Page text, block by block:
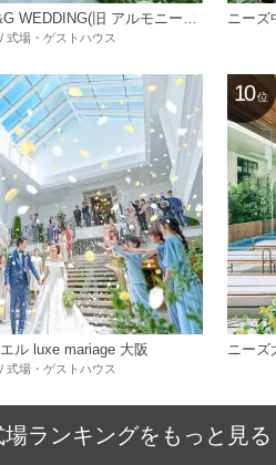
式場・ゲストハウス
ル luxe mariage 大阪
式場・ゲストハウス
10 位
ランキングをもっと見る